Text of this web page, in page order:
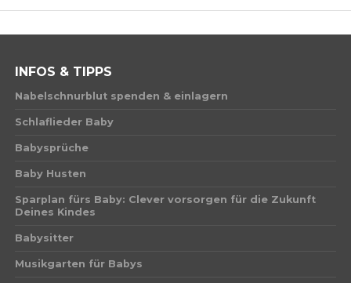
INFOS & TIPPS
Nabelschnurblut spenden & einlagern
Schlaflieder Baby
Babysprüche
Baby Husten
Sparplan fürs Baby: Clever vorsorgen für die Zukunft
Deines Kindes
Babysitter
Musikgarten für Babys